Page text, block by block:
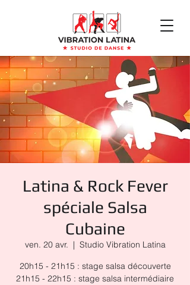
Latina & Rock Fever
spéciale Salsa
Cubaine
ven. 20 avr.
  |
Studio Vibration Latina
20h15 - 21h15 : stage salsa découverte
21h15 - 22h15 : stage salsa intermédiaire